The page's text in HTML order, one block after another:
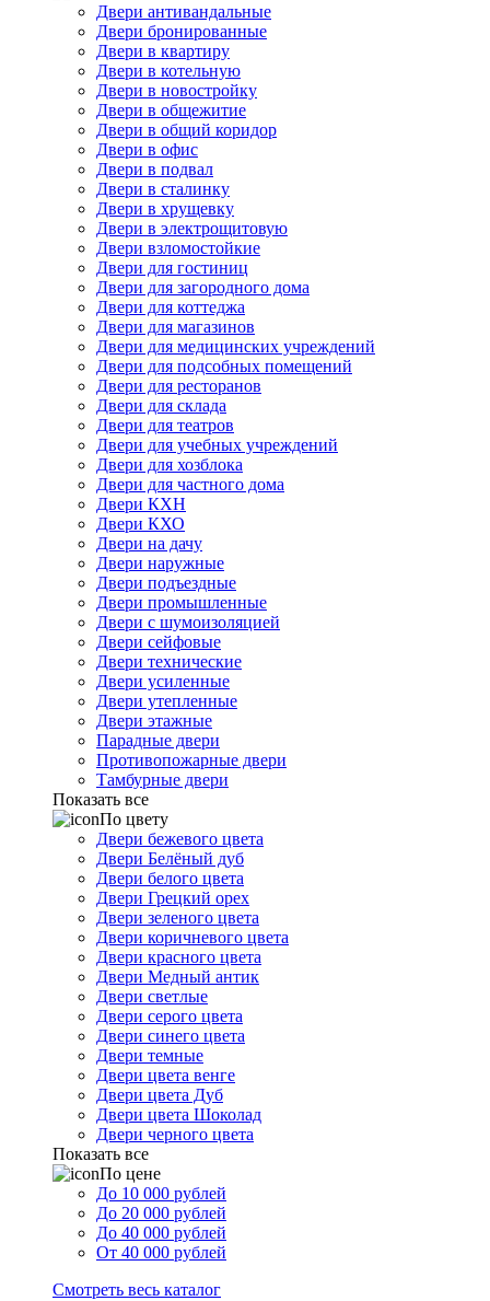
Двери антивандальные
Двери бронированные
Двери в квартиру
Двери в котельную
Двери в новостройку
Двери в общежитие
Двери в общий коридор
Двери в офис
Двери в подвал
Двери в сталинку
Двери в хрущевку
Двери в электрощитовую
Двери взломостойкие
Двери для гостиниц
Двери для загородного дома
Двери для коттеджа
Двери для магазинов
Двери для медицинских учреждений
Двери для подсобных помещений
Двери для ресторанов
Двери для склада
Двери для театров
Двери для учебных учреждений
Двери для хозблока
Двери для частного дома
Двери КХН
Двери КХО
Двери на дачу
Двери наружные
Двери подъездные
Двери промышленные
Двери с шумоизоляцией
Двери сейфовые
Двери технические
Двери усиленные
Двери утепленные
Двери этажные
Парадные двери
Противопожарные двери
Тамбурные двери
Показать все
По цвету
Двери бежевого цвета
Двери Белёный дуб
Двери белого цвета
Двери Грецкий орех
Двери зеленого цвета
Двери коричневого цвета
Двери красного цвета
Двери Медный антик
Двери светлые
Двери серого цвета
Двери синего цвета
Двери темные
Двери цвета венге
Двери цвета Дуб
Двери цвета Шоколад
Двери черного цвета
Показать все
По цене
До 10 000 рублей
До 20 000 рублей
До 40 000 рублей
От 40 000 рублей
Смотреть весь каталог